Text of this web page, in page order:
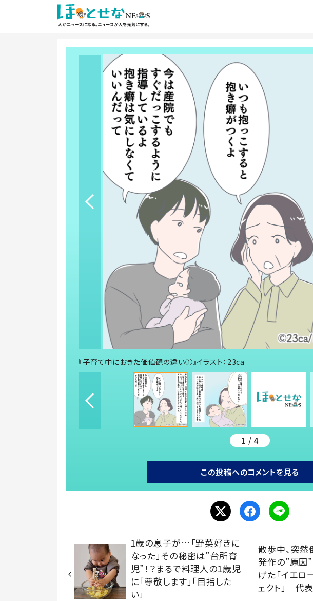
『子育て中におきた価値観の違い①』イラスト：23ca
1 / 4
この投稿へのコメントを見る
1歳の息子が…「野菜好きに
なった」その秘密は”台所育
児”！？まるで料理人の1歳児
に「尊敬します」「目指した
い」
散歩中、突
発作の”原因
げた「イエロ
ェクト」 代